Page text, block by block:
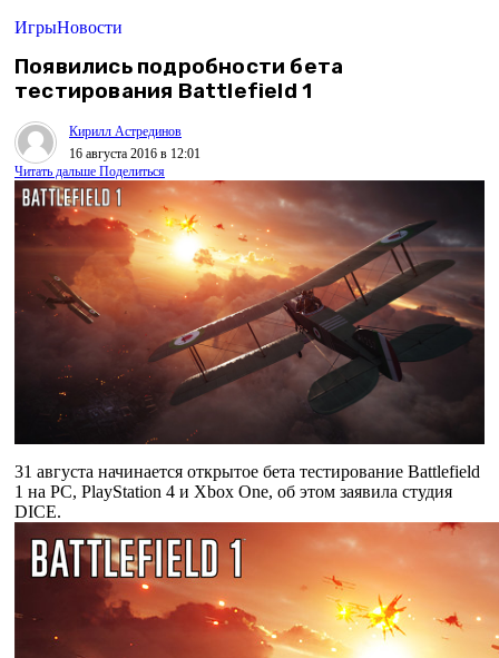
ИгрыНовости
Появились подробности бета
тестирования Battlefield 1
Кирилл Астрединов
16 августа 2016 в 12:01
Читать дальше Поделиться
31 августа начинается открытое бета тестирование Battlefield
1 на PC, PlayStation 4 и Xbox One, об этом заявила студия
DICE.